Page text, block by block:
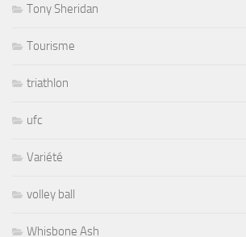
Tony Sheridan
Tourisme
triathlon
ufc
Variété
volley ball
Whisbone Ash